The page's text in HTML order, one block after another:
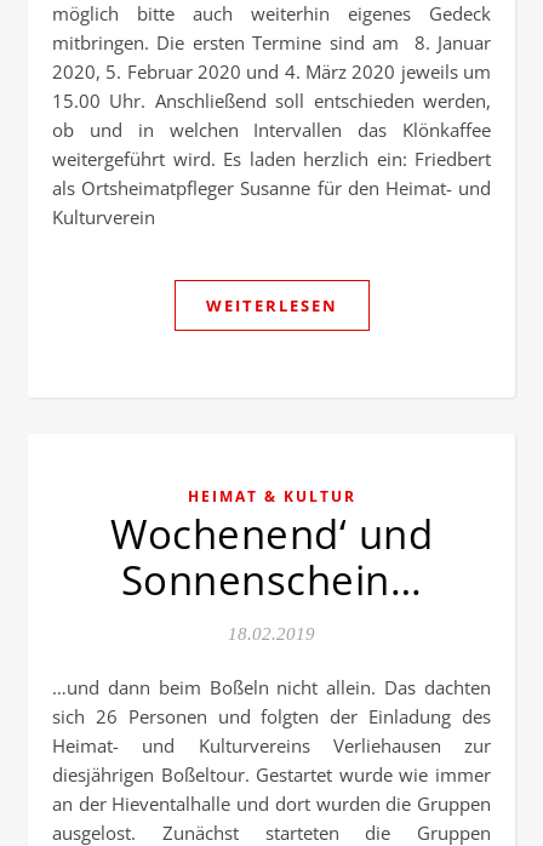
möglich bitte auch weiterhin eigenes Gedeck
mitbringen. Die ersten Termine sind am 8. Januar
2020, 5. Februar 2020 und 4. März 2020 jeweils um
15.00 Uhr. Anschließend soll entschieden werden,
ob und in welchen Intervallen das Klönkaffee
weitergeführt wird. Es laden herzlich ein: Friedbert
als Ortsheimatpfleger Susanne für den Heimat- und
Kulturverein
WEITERLESEN
HEIMAT & KULTUR
Wochenend‘ und
Sonnenschein…
18.02.2019
…und dann beim Boßeln nicht allein. Das dachten
sich 26 Personen und folgten der Einladung des
Heimat- und Kulturvereins Verliehausen zur
diesjährigen Boßeltour. Gestartet wurde wie immer
an der Hieventalhalle und dort wurden die Gruppen
ausgelost. Zunächst starteten die Gruppen